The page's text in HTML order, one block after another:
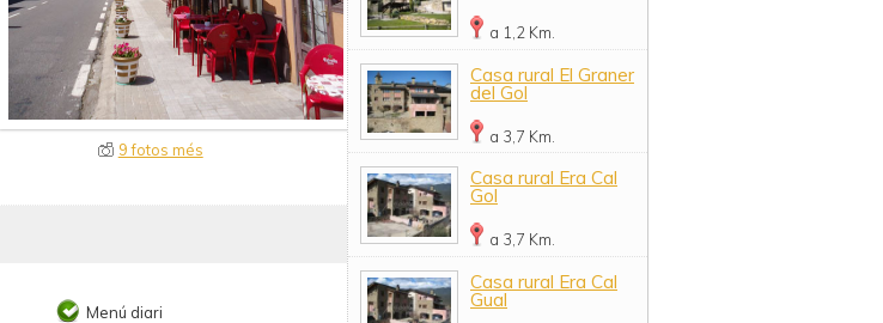
9 fotos més
Menú diari
a 1,2 Km.
Casa rural El Graner
del Gol
a 3,7 Km.
Casa rural Era Cal
Gol
a 3,7 Km.
Casa rural Era Cal
Gual